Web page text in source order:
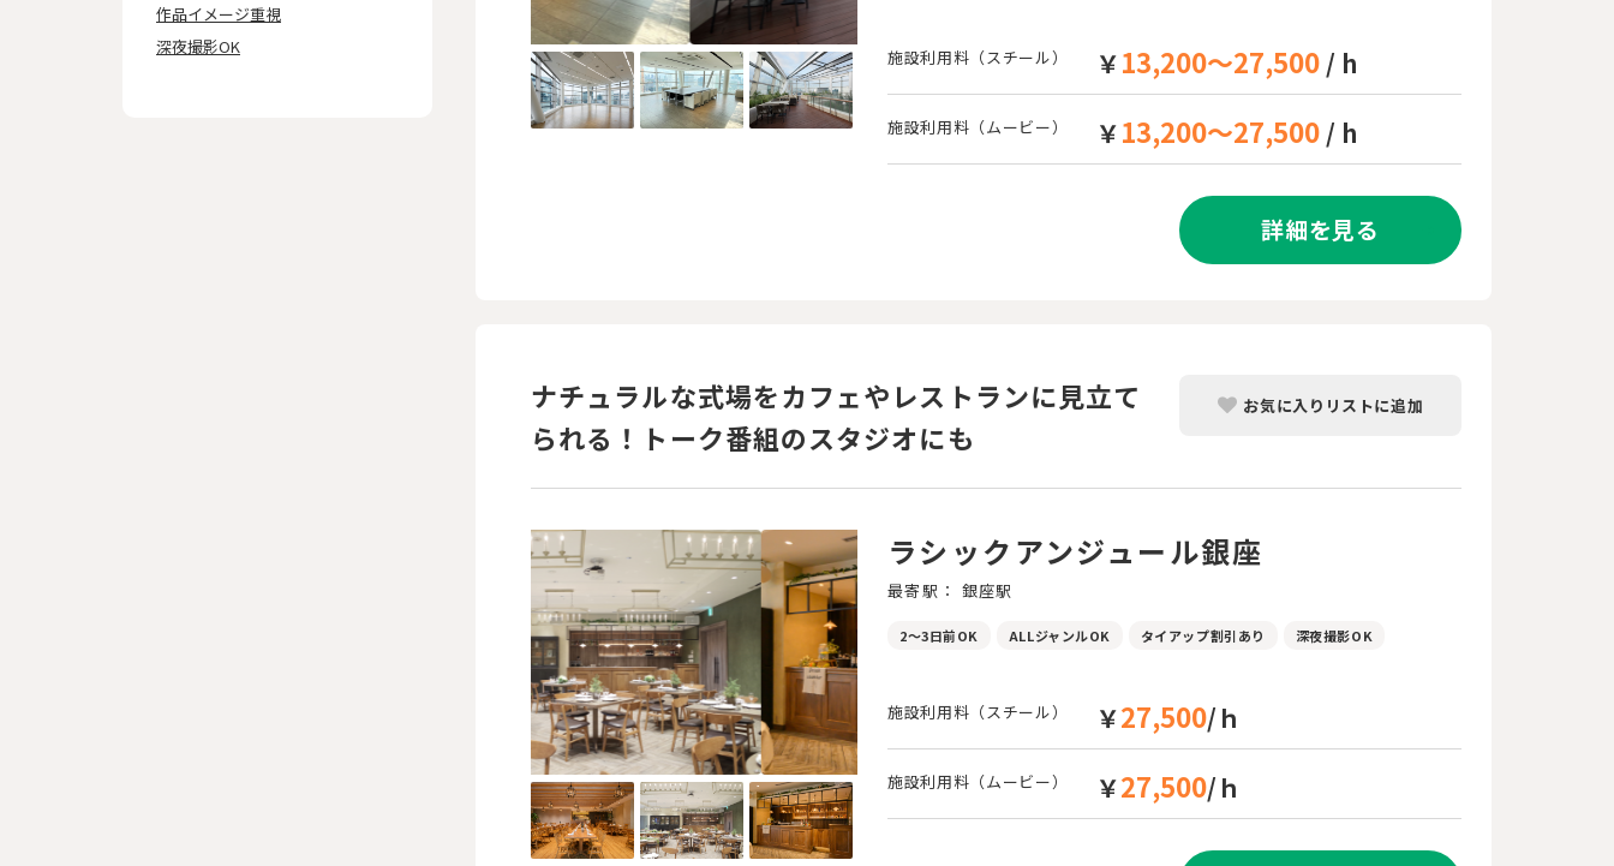
施設利用料（スチール） ￥13,200～27,500 / h
施設利用料（ムービー） ￥13,200～27,500 / h
詳細を見る
ナチュラルな式場をカフェやレストランに見立て
られる！トーク番組のスタジオにも
お気に入りリストに追加
ラシックアンジュール銀座
最寄駅： 銀座駅
2～3日前OK ALLジャンルOK タイアップ割引あり 深夜撮影OK
施設利用料（スチール） ￥27,500/ｈ
施設利用料（ムービー） ￥27,500/ｈ
作品イメージ重視
深夜撮影OK